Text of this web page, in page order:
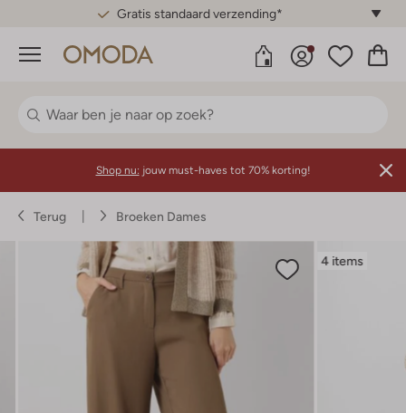
Gratis standaard verzending*
Menu
Shop nu: jouw must-haves tot 70% korting!
Terug Broeken Dames
4 items